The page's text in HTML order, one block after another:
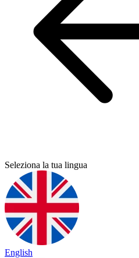
Seleziona la tua lingua
English